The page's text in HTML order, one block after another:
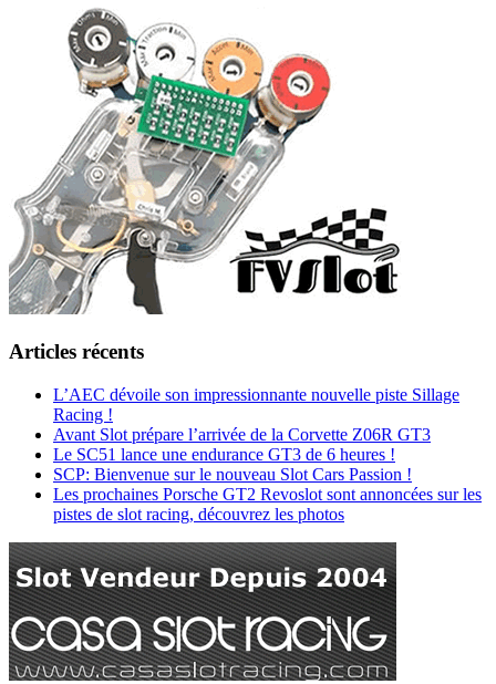
Articles récents
L’AEC dévoile son impressionnante nouvelle piste Sillage
Racing !
Avant Slot prépare l’arrivée de la Corvette Z06R GT3
Le SC51 lance une endurance GT3 de 6 heures !
SCP: Bienvenue sur le nouveau Slot Cars Passion !
Les prochaines Porsche GT2 Revoslot sont annoncées sur les
pistes de slot racing, découvrez les photos